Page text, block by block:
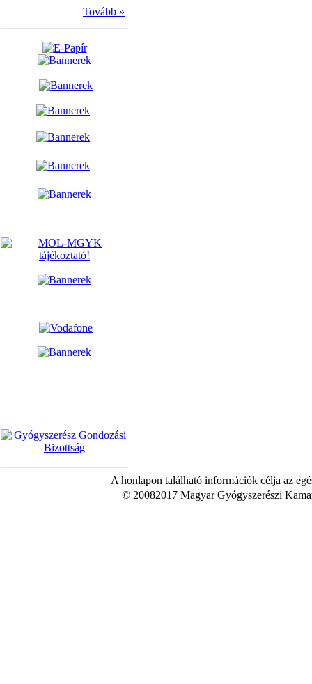
Tovább »
A honlapon található információk célja az
© 20082017 Magyar Gyógyszerészi